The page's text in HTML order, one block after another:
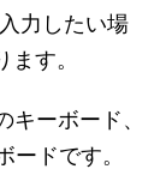
力したい場
す。
ーボード、
ードです。